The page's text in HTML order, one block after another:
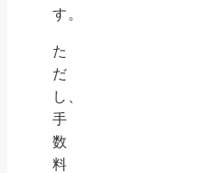
す。
た
だ
し、
手
数
料